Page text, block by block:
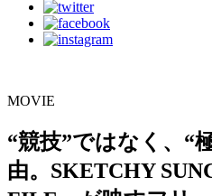
MOVIE
“競技”ではなく、“
由。SKETCHY